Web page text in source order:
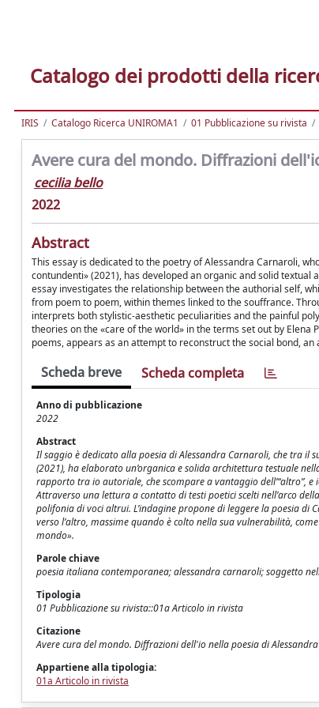
Catalogo dei prodotti della
IRIS Catalogo Ricerca UNIROMA1 01 Pubblicazione su rivista
Avere cura del mondo. Diffrazioni
cecilia bello
2022
Abstract
This essay is dedicated to the poetry of Alessandra Carnaroli,
contundenti» (2021), has developed an organic and solid
essay investigates the relationship between the authorial self,
from poem to poem, within themes linked to the souffrance.
interprets both stylistic-aesthetic peculiarities and the painful
theories on the «care of the world» in the terms set out by Elena
poems, appears as an attempt to reconstruct the social bond, an
Scheda breve Scheda completa
Anno di pubblicazione
2022
Abstract
Il saggio è dedicato alla poesia di Alessandra Carnaroli, che tra il
(2021), ha elaborato un’organica e solida architettura testuale
rapporto tra io autoriale, che scompare a vantaggio dell’“altro”,
Attraverso una lettura a contatto di testi poetici scelti nell’arco
polifonia di voci altrui. L’indagine propone di leggere la poesia di
verso l’altro, massime quando è colto nella sua vulnerabilità,
mondo».
Parole chiave
poesia italiana contemporanea; alessandra carnaroli; soggetto
Tipologia
01 Pubblicazione su rivista::01a Articolo in rivista
Citazione
Avere cura del mondo. Diffrazioni dell'io nella poesia di
Appartiene alla tipologia:
01a Articolo in rivista